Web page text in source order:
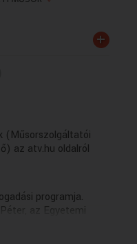
+
(Műsorszolgáltatói
az atv.hu oldalról
programja.
az Egyetemi